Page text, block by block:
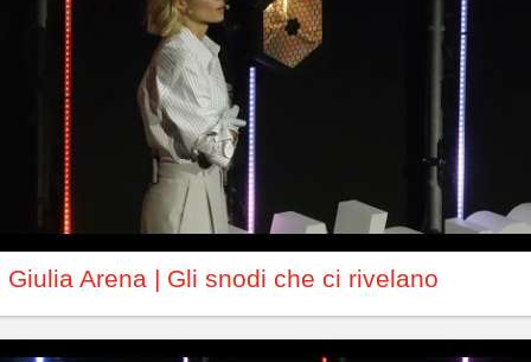
Giulia Arena | Gli snodi che ci rivelano